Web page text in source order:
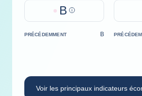
B Help
PRÉCÉDEMMENT B
Voir les principaux indicateurs